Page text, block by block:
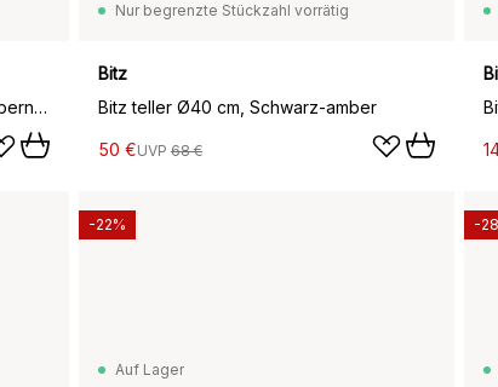
Bitz Teller gastro Ø 21cm, Schwarz-bernstein
Nur begrenzte Stückzahl vorrätig
Bitz
Bitz teller Ø40 cm, Schwarz-amber
50 €UVP 68 €
Auf Lager
-22% -